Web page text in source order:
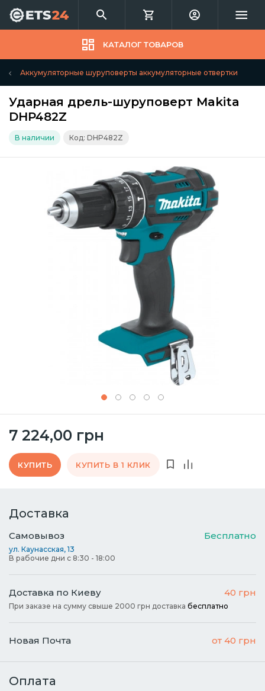
КАТАЛОГ ТОВАРОВ
Аккумуляторные шуруповерты аккумуляторные отвертки
Ударная дрель-шуруповерт Makita
DHP482Z
В наличии Код: DHP482Z
7 224,00 грн
КУПИТЬ КУПИТЬ В 1 КЛИК
Доставка
Самовывоз Бесплатно
ул. Каунасская, 13
В рабочие дни с 8:30 - 18:00
Доставка по Киеву 40 грн
При заказе на сумму свыше 2000 грн доставка бесплатно
Новая Почта от 40 грн
Оплата